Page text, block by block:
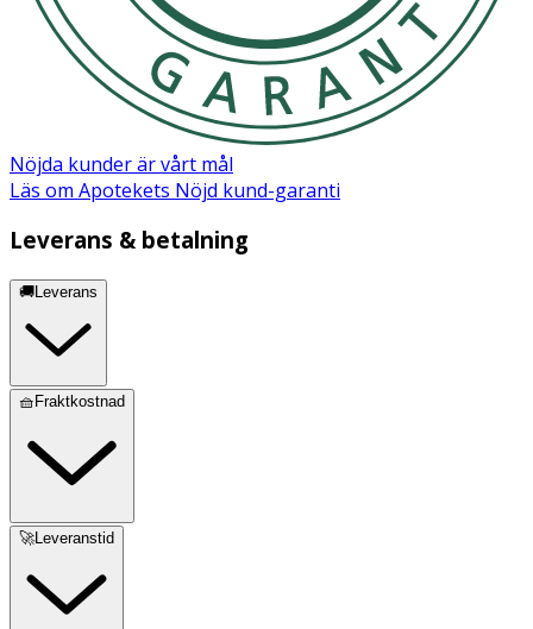
Nöjda kunder är vårt mål
Läs om Apotekets Nöjd kund-garanti
Leverans & betalning
🚚Leverans
🧺Fraktkostnad
🚀Leveranstid